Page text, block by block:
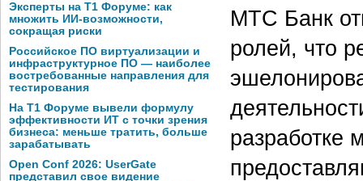
Эксперты на Т1 Форуме: как
множить ИИ-возможности,
сокращая риски
Российское ПО виртуализации и
инфраструктурное ПО — наиболее
востребованные направления для
тестирования
На Т1 Форуме вывели формулу
эффективности ИТ с точки зрения
бизнеса: меньше тратить, больше
зарабатывать
Open Conf 2026: UserGate
представил свое видение
МТС Банк
ролей, что
разработке